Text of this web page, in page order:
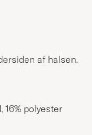
af halsen.
16% polyester